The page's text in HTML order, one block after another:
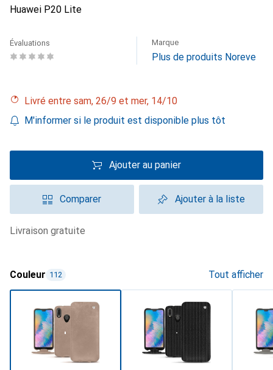
Huawei P20 Lite
Évaluations Marque
Plus de produits Noreve
Livré entre sam, 26/9 et mer, 14/10
M'informer si le produit est disponible plus tôt
Ajouter au panier
Comparer Ajouter à la liste
livraison gratuite
Couleur 112 Tout afficher